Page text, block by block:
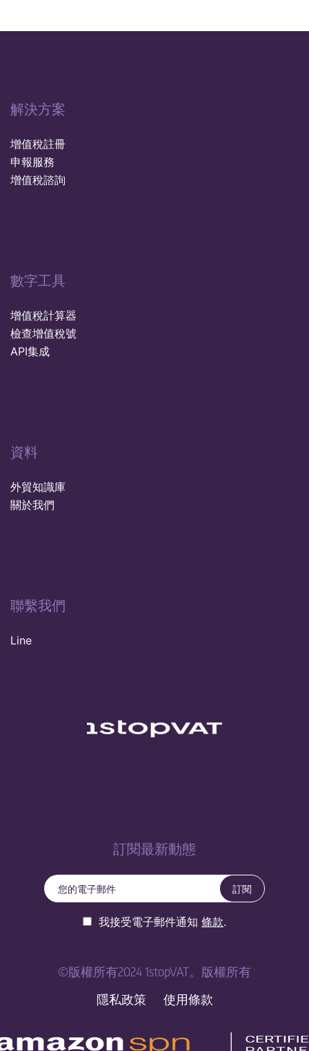
解決方案
增值稅註冊
申報服務
增值稅諮詢
數字工具
增值稅計算器
檢查增值稅號
API集成
資料
外貿知識庫
關於我們
聯繫我們
Line
訂閱最新動態
訂閱
我接受電子郵件通知 條款.
©版權所有2024 1stopVAT。版權所有
隱私政策 使用條款